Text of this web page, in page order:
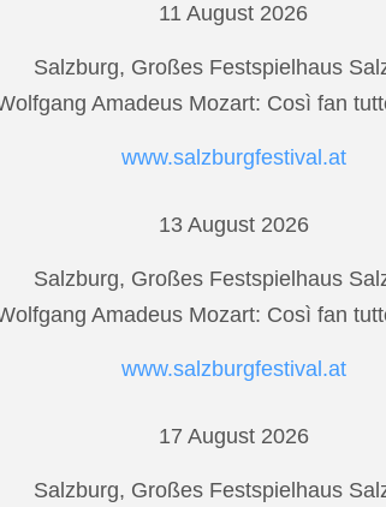
11 August 2026
Salzburg, Großes Festspielhaus
Amadeus Mozart: Così fan
www.salzburgfestival.at
13 August 2026
Salzburg, Großes Festspielhaus
Amadeus Mozart: Così fan
www.salzburgfestival.at
17 August 2026
Salzburg, Großes Festspielhaus